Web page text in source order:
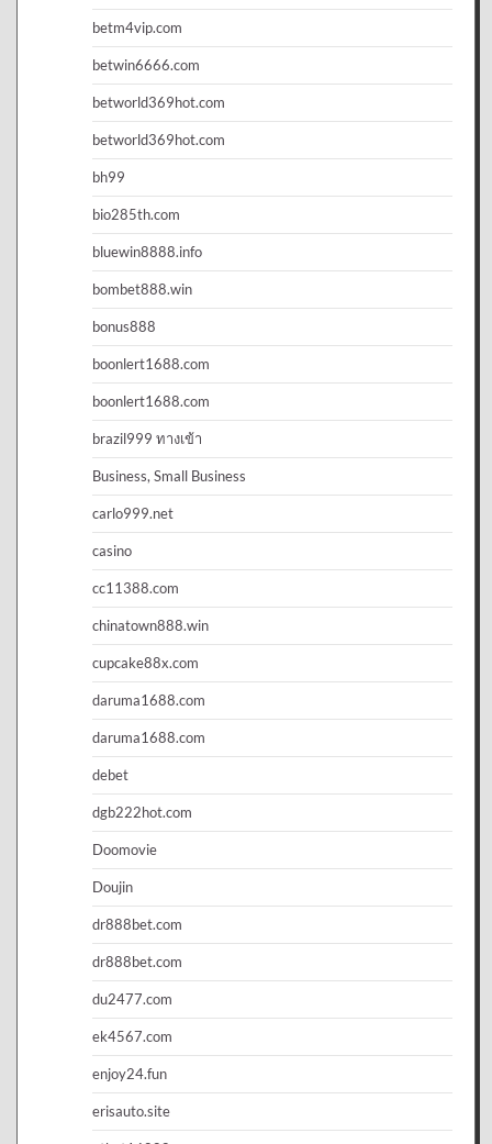
betm4vip.com
betwin6666.com
betworld369hot.com
betworld369hot.com
bh99
bio285th.com
bluewin8888.info
bombet888.win
bonus888
boonlert1688.com
boonlert1688.com
brazil999 ทางเข้า
Business, Small Business
carlo999.net
casino
cc11388.com
chinatown888.win
cupcake88x.com
daruma1688.com
daruma1688.com
debet
dgb222hot.com
Doomovie
Doujin
dr888bet.com
dr888bet.com
du2477.com
ek4567.com
enjoy24.fun
erisauto.site